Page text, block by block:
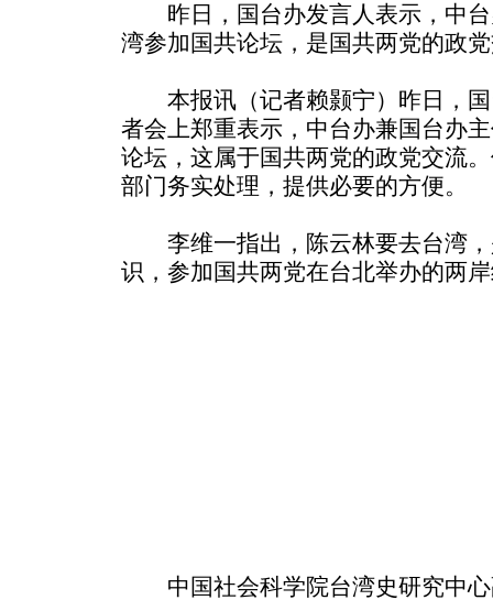
昨日，国台办发言人表示，中台
湾参加国共论坛，是国共两党的政
本报讯（记者赖颢宁）昨日，国
者会上郑重表示，中台办兼国台办
论坛，这属于国共两党的政党交流
部门务实处理，提供必要的方便。
李维一指出，陈云林要去台湾，
识，参加国共两党在台北举办的两
中国社会科学院台湾史研究中心